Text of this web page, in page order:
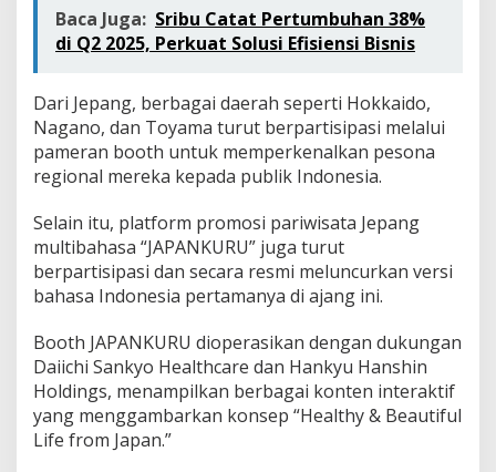
h
a
a
n
d
i
I
d
o
n
e
s
a
Baca Juga: Sribu Catat Pertumbuhan 38%
di Q2 2025, Perkuat Solusi Efisiensi Bisnis
Dari Jepang, berbagai daerah seperti Hokkaido,
Nagano, dan Toyama turut berpartisipasi melalui
pameran booth untuk memperkenalkan pesona
regional mereka kepada publik Indonesia.
Selain itu, platform promosi pariwisata Jepang
multibahasa “JAPANKURU” juga turut
berpartisipasi dan secara resmi meluncurkan versi
bahasa Indonesia pertamanya di ajang ini.
Booth JAPANKURU dioperasikan dengan dukungan
Daiichi Sankyo Healthcare dan Hankyu Hanshin
Holdings, menampilkan berbagai konten interaktif
yang menggambarkan konsep “Healthy & Beautiful
Life from Japan.”